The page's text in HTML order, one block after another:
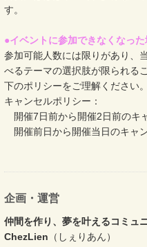
す。
●イベントに参加できなくなっ
参加可能人数には限りがあり、
べるテーマの選択肢が限られる
下のポリシーをご理解ください。
キャンセルポリシー：
開催7日前から開催2日前のキ
開催前日から開催当日のキャ
企画・運営
仲間を作り、夢を叶えるコミュ
ChezLien （しぇりあん）